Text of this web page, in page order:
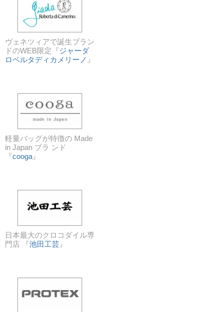
ヴェネツィアで誕生ブラン
ドのWEB限定『ジャーダ
ロベルタディカメリーノ 』
軽量バッグが特徴の Made
in Japan ブラ ンド
『cooga 』
日本最大のクロコダイル専
門店 『池田工芸 』